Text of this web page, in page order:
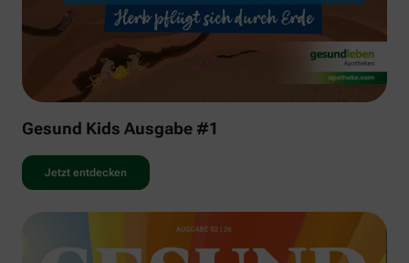
Gesund Kids Ausgabe #1
Jetzt entdecken